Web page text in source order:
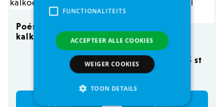
Poésie Délice
kalkoen 85g
Bestel
Earth Rated 21
refill roll bags
lavendel 21x315 st
€ 19,00
Bestel
FUNCTIONALITEITS
ACCEPTEER ALLE COOKIES
WEIGER COOKIES
TOON DETAILS